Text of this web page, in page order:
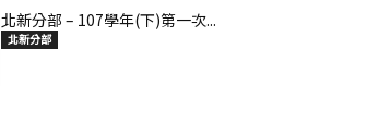
北新分部 – 107學年(下)第一次...
北新分部